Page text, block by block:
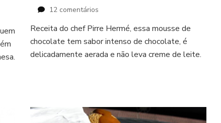
12 comentáriosem
de
chocolate
especial
Receita do chef Pirre Hermé, essa mousse de
chocolate tem sabor intenso de chocolate, é
delicadamente aerada e não leva creme de leite.